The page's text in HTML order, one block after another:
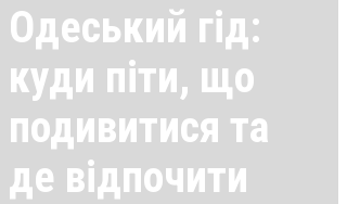
Одеський гід:
куди піти, що
подивитися та
де відпочити